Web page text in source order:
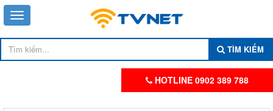
TÌM KIẾM
HOTLINE 0902 389 788